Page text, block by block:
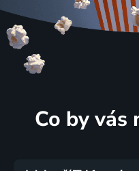
Co by vás